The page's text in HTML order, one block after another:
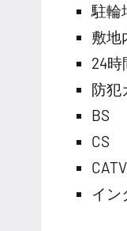
駐輪
敷地
24時
防犯
BS
CS
CATV
イン